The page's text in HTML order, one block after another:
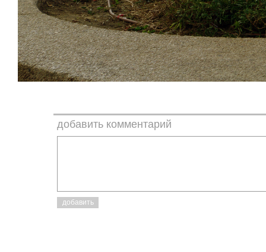
добавить комментарий
добавить